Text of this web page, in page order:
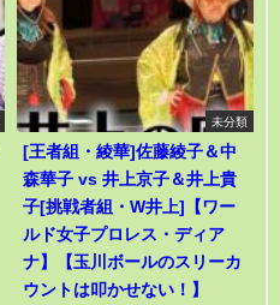
未分類
[王者組・綾華]佐藤綾子＆中
森華子 vs 井上京子＆井上貴
子[挑戦者組・W井上]【ワー
ルド女子プロレス・ディア
ナ】【玉川ボールのスリーカ
ウントは叩かせない！】